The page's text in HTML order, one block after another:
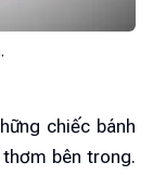
chiếc bánh
bên trong.